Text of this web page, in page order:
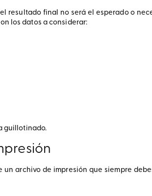
resultado final no será el esperado o
los datos a considerar:
guillotinado.
archivo de impresión que siempre